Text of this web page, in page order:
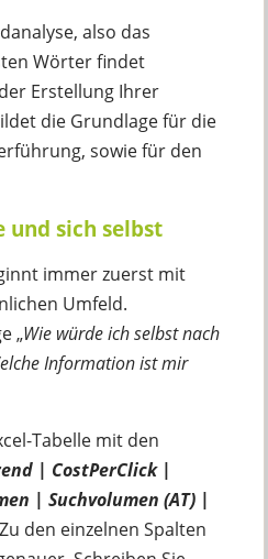
also das
Wörter findet
Erstellung Ihrer
die Grundlage für die
sowie für den
und sich selbst
immer zuerst mit
Umfeld.
„Wie würde ich selbst nach
Information ist mir
Tabelle mit den
| CostPerClick |
| Suchvolumen (AT) |
den einzelnen Spalten